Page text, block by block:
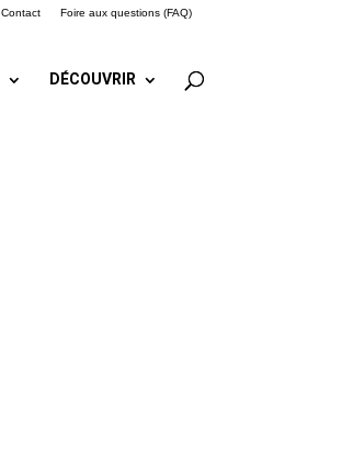
Contact Foire aux questions (FAQ)
DÉCOUVRIR